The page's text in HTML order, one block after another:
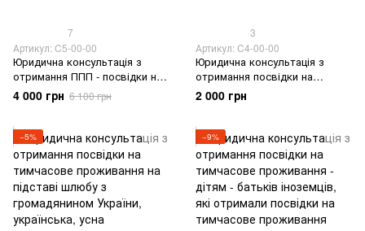
7
Артикул: C5-00-00
Юридична консультація з
отримання ППП - посвідки на
постійне проживання в
України
4 000 грн 6 100 грн
3
Артикул: C4-00-00
Юридична консультація з
отримання посвідки на
тимчасове проживання в
Україні
2 000 грн
−5% −9%